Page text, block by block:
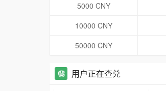
5000 CNY
10000 CNY
50000 CNY
用户正在查兑